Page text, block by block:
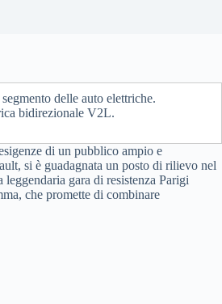
delle auto elettriche.
bidirezionale V2L.
di un pubblico ampio e
si è guadagnata un posto di rilievo nel
gara di resistenza Parigi
che promette di combinare